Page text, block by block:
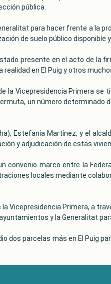
pública.
para hacer frente a la
de suelo público disponible
presente en el acto de
en El Puig y otros
la Vicepresidencia Primera
un número determinado
Estefanía Martínez, y el
y adjudicación de estas
convenio marco entre la
locales mediante
Vicepresidencia Primera, a
y la Generalitat
parcelas más en El Puig